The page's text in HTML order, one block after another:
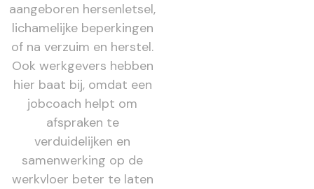
aangeboren hersenletsel,
lichamelijke beperkingen
of na verzuim en herstel.
Ook werkgevers hebben
hier baat bij, omdat een
jobcoach helpt om
afspraken te
verduidelijken en
samenwerking op de
werkvloer beter te laten